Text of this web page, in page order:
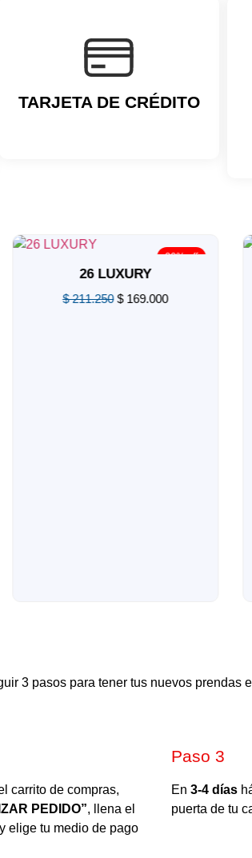
TARJETA DE CRÉDITO
20% off
26 LUXURY
211.250 $169.000
3 pasos para tener tus nuevos prendas
carrito de compras,
PEDIDO”, llena el
elige tu medio de pago
Paso 3
En 3-4 días
puerta de tu